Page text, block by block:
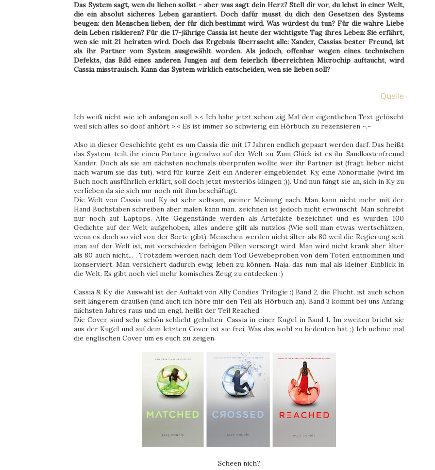
Das System sagt, wen du lieben sollst - aber was sagt dein Herz? Stell dir vor, du lebst in einer Welt,
die ein absolut sicheres Leben garantiert. Doch dafür musst du dich den Gesetzen des Systems
beugen: den Menschen lieben, der für dich bestimmt wird. Was würdest du tun? Für die wahre Liebe
dein Leben riskieren? Für die 17-jährige Cassia ist heute der wichtigste Tag ihres Leben: Sie erfährt,
wen sie mit 21 heiraten wird. Doch das Ergebnis überrascht alle: Xander, Cassias bester Freund, ist
als ihr Partner vom System ausgewählt worden. Als jedoch, offenbar wegen eines technischen
Defekts, das Bild eines anderen Jungen auf dem feierlich überreichten Microchip auftaucht, wird
Cassia misstrauisch. Kann das System wirklich entscheiden, wen sie lieben soll?
Quelle
Ich weiß nicht wie ich anfangen soll >.< Ich habe jetzt schon zig Mal den eigentlichen Text gelöscht
weil sich alles so doof anhört >.< Es ist immer so schwierig ein Hörbuch zu rezensieren ~.~
Also in dieser Geschichte geht es um Cassia die mit 17 Jahren endlich gepaart werden darf. Das heißt
das System, teilt ihr einen Partner irgendwo auf der Welt zu. Zum Glück ist es ihr Sandkastenfreund
Xander. Doch als sie am nächsten nochmals überprüfen wollte wer ihr Partner ist (fragt lieber nicht
nach warum sie das tut), wird für kurze Zeit ein Anderer eingeblendet. Ky, eine Abnormalie (wird im
Buch noch ausführlich erklärt, soll doch jetzt mysteriös klingen ;)). Und nun fängt sie an, sich in Ky zu
verlieben da sie sich nur noch mit ihm beschäftigt.
Die Welt von Cassia und Ky ist sehr seltsam, meiner Meinung nach. Man kann nicht mehr mit der
Hand Buchstaben schreiben aber malen kann man, zeichnen ist jedoch nicht erwünscht. Man schreibt
nur noch auf Laptops. Alte Gegenstände werden als Artefakte bezeichnet und es wurden 100
Gedichte auf der Welt aufgehoben, alles andere gilt als nutzlos (Wie soll man etwas wertschätzen,
wenn es doch so viel von der Sorte gibt). Menschen werden nicht älter als 80 weil die Regierung seit
man auf der Welt ist, mit verschieden farbigen Pillen versorgt wird. Man wird nicht krank aber älter
als 80 auch nicht... . Trotzdem werden nach dem Tod Gewebeproben von dem Toten entnommen und
konserviert. Man versichert dadurch ewig leben zu können. Naja, das nun mal als kleiner Einblick in
die Welt. Es gibt noch viel mehr komisches Zeug zu entdecken ;)
Cassia & Ky, die Auswahl ist der Auftakt von Ally Condies Trilogie :) Band 2, die Flucht, ist auch schon
seit längerem draußen (und auch ich höre mir den Teil als Hörbuch an). Band 3 kommt bei uns Anfang
nächsten Jahres raus und im engl. heißt der Teil Reached.
Die Cover sind sehr schön schlicht gehalten. Cassia in einer Kugel in Band 1. Im zweiten bricht sie
aus der Kugel und auf dem letzten Cover ist sie frei. Was das wohl zu bedeuten hat ;) Ich nehme mal
die englischen Cover um es euch zu zeigen.
Scheen nich?